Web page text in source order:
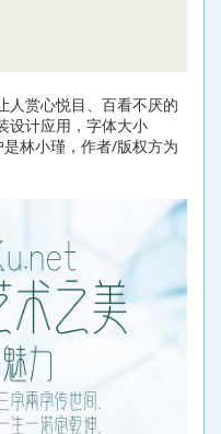
人赏心悦目、百看不厌的
设计应用，字体大小
林小瑾，作者/版权方为